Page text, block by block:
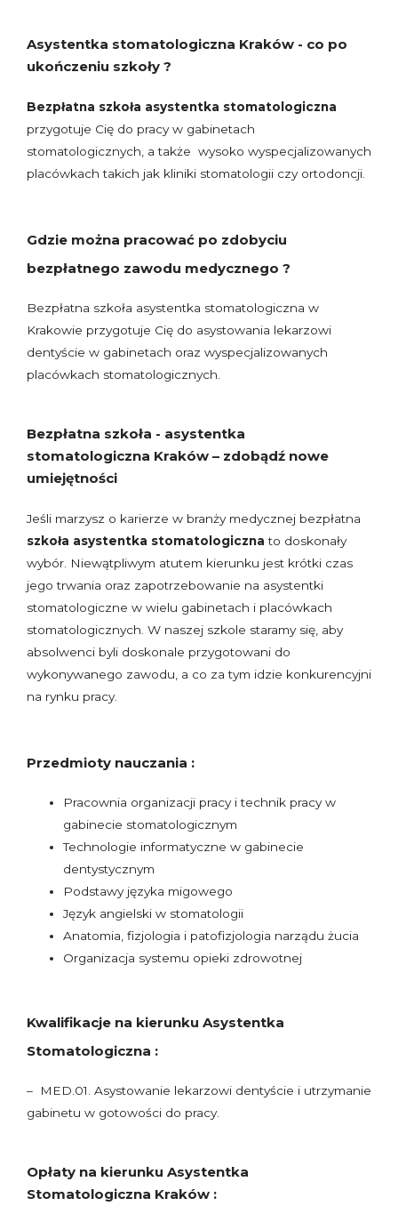
Asystentka stomatologiczna Kraków - co po
ukończeniu szkoły ?
Bezpłatna szkoła asystentka stomatologiczna
przygotuje Cię do pracy w gabinetach
stomatologicznych, a także wysoko wyspecjalizowanych
placówkach takich jak kliniki stomatologii czy ortodoncji.
Gdzie można pracować po zdobyciu
bezpłatnego zawodu medycznego ?
Bezpłatna szkoła asystentka stomatologiczna w
Krakowie przygotuje Cię do asystowania lekarzowi
dentyście w gabinetach oraz wyspecjalizowanych
placówkach stomatologicznych.
Bezpłatna szkoła - asystentka
stomatologiczna Kraków – zdobądź nowe
umiejętności
Jeśli marzysz o karierze w branży medycznej bezpłatna
szkoła asystentka stomatologicznato doskonały
wybór. Niewątpliwym atutem kierunku jest krótki czas
jego trwania oraz zapotrzebowanie na asystentki
stomatologiczne w wielu gabinetach i placówkach
stomatologicznych. W naszej szkole staramy się, aby
absolwenci byli doskonale przygotowani do
wykonywanego zawodu, a co za tym idzie konkurencyjni
na rynku pracy.
Przedmioty nauczania :
Pracownia organizacji pracy i technik pracy w
gabinecie stomatologicznym
Technologie informatyczne w gabinecie
dentystycznym
Podstawy języka migowego
Język angielski w stomatologii
Anatomia, fizjologia i patofizjologia narządu żucia
Organizacja systemu opieki zdrowotnej
Kwalifikacje na kierunku Asystentka
Stomatologiczna :
– MED.01. Asystowanie lekarzowi dentyście i utrzymanie
gabinetu w gotowości do pracy.
Opłaty na kierunku Asystentka
Stomatologiczna Kraków :